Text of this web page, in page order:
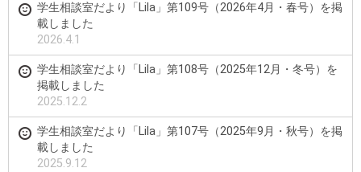
学生相談室だより「Lila」第109号（2026年4月・春号）を掲
載しました
2026.4.1
学生相談室だより「Lila」第108号（2025年12月・冬号）を
掲載しました
2025.12.2
学生相談室だより「Lila」第107号（2025年9月・秋号）を掲
載しました
2025.9.12